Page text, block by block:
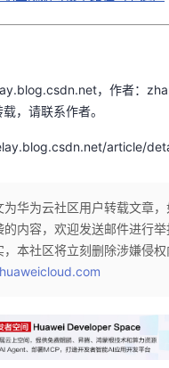
，作者：
，请联系作者。
article/
为华为云社区用户转载文章
内容，欢迎发送邮件进行
，本社区将立刻删除涉嫌侵